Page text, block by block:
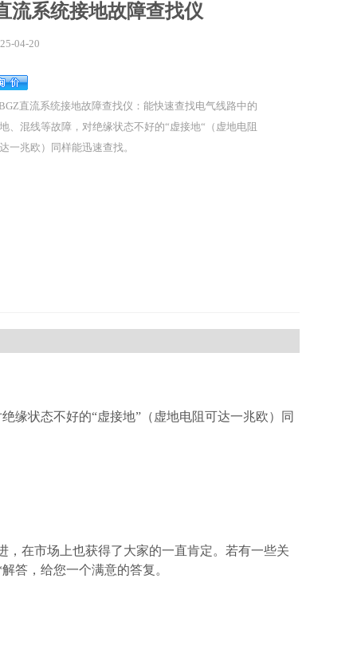
流系统接地故障查找仪
04-20
直流系统接地故障查找仪：能快速查找电气线路中的
、混线等故障，对绝缘状态不好的“虚接地“（虚地电阻
一兆欧）同样能迅速查找。
缘状态不好的“虚接地”（虚地电阻可达一兆欧）同
在市场上也获得了大家的一直肯定。若有一些关
答，给您一个满意的答复。